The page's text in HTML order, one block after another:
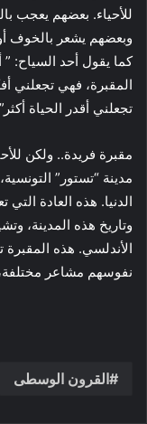
للأحياء. بعضهم يعجب
وبعضهم يشعر بالخوف
كما يقول أحد السياح:
المقبرة، فهي تجعلني
تجعلني أقدر الحياة
مقبرة فريدة.. ولكن
مدينة “تستور”
الدنيا. هذه العادة
وتاريخ هذه المدينة،
الأندلسي. هذه المقبرة
نفوسهم مشاعر مختلفة،
القرون الوسطى